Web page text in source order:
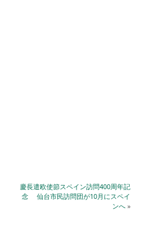
慶長遣欧使節スペイン訪問400周年記
念 仙台市民訪問団が10月にスペイ
ンへ»